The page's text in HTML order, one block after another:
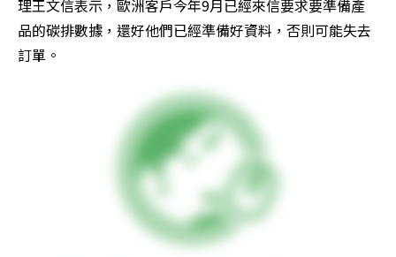
理王文信表示，歐洲客戶今年9月已經來信要求要準備產
品的碳排數據，還好他們已經準備好資料，否則可能失去
訂單。